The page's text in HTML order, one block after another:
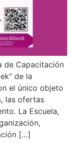
de Capacitación
de la
el único objeto
las ofertas
La Escuela,
[…]